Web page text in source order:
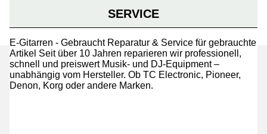
SERVICE
E-Gitarren - Gebraucht Reparatur & Service für gebrauchte
Artikel Seit über 10 Jahren reparieren wir professionell,
schnell und preiswert Musik- und DJ-Equipment –
unabhängig vom Hersteller. Ob TC Electronic, Pioneer,
Denon, Korg oder andere Marken.